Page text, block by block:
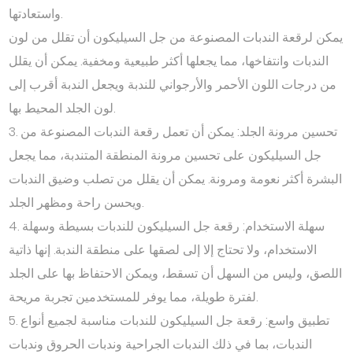
واستعادتها.
يمكن لرقعة الندبات المصنوعة من جل السيليكون أن تقلل من لون
الندبات وانتفاخها، مما يجعلها أكثر طبيعية ومخفية. يمكن أن يقلل
من درجات اللون الأحمر والأرجواني للندبة ويجعل الندبة أقرب إلى
لون الجلد المحيط بها.
3. تحسين مرونة الجلد: يمكن أن تعمل رقعة الندبات المصنوعة من
جل السيليكون على تحسين مرونة المنطقة المتندبة، مما يجعل
البشرة أكثر نعومة ومرونة. يمكن أن يقلل من تصلب وضيق الندبات
ويحسن راحة ومظهر الجلد.
4. سهلة الاستخدام: رقعة جل السيليكون للندبات بسيطة وسهلة
الاستخدام، ولا تحتاج إلا إلى لصقها على منطقة الندبة. إنها ذاتية
اللصق، وليس من السهل أن تسقط، ويمكن الاحتفاظ بها على الجلد
لفترة طويلة، مما يوفر للمستخدمين تجربة مريحة.
5. تطبيق واسع: رقعة جل السيليكون للندبات مناسبة لجميع أنواع
الندبات، بما في ذلك الندبات الجراحية وندبات الحروق وندبات